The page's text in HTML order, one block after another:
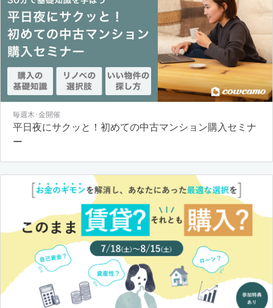
毎週木･金開催
平日夜にサクッと！初めての中古マンション購入セミナ
ー